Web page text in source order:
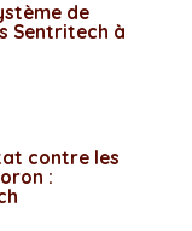
de
Sentritech à
contre les
: